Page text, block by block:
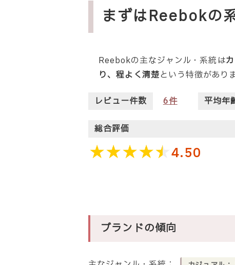
まずはReebokの
Reebokの主なジャンル・系統は
り、程よく清楚という特徴がありま
レビュー件数 6件 平均年
総合評価
4.50
ブランドの傾向